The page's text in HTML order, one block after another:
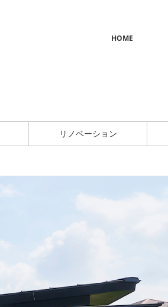
HOME
リノベーション